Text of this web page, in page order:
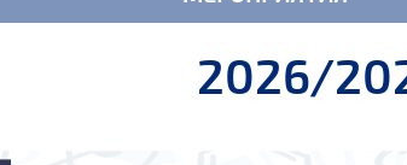
2026/